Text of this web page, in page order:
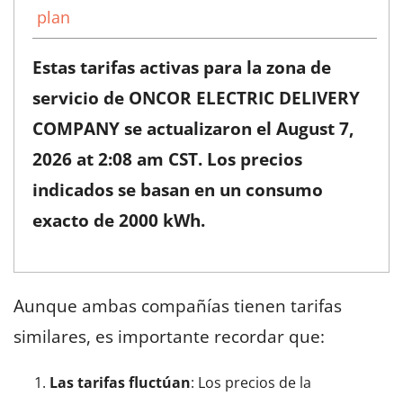
plan
Estas tarifas activas para la zona de
servicio de ONCOR ELECTRIC DELIVERY
COMPANY se actualizaron el August 7,
2026 at 2:08 am CST. Los precios
indicados se basan en un consumo
exacto de 2000 kWh.
Aunque ambas compañías tienen tarifas
similares, es importante recordar que:
Las tarifas fluctúan: Los precios de la